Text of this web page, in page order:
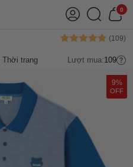
0
Thời trang Lượt mua:109
9%
OFF